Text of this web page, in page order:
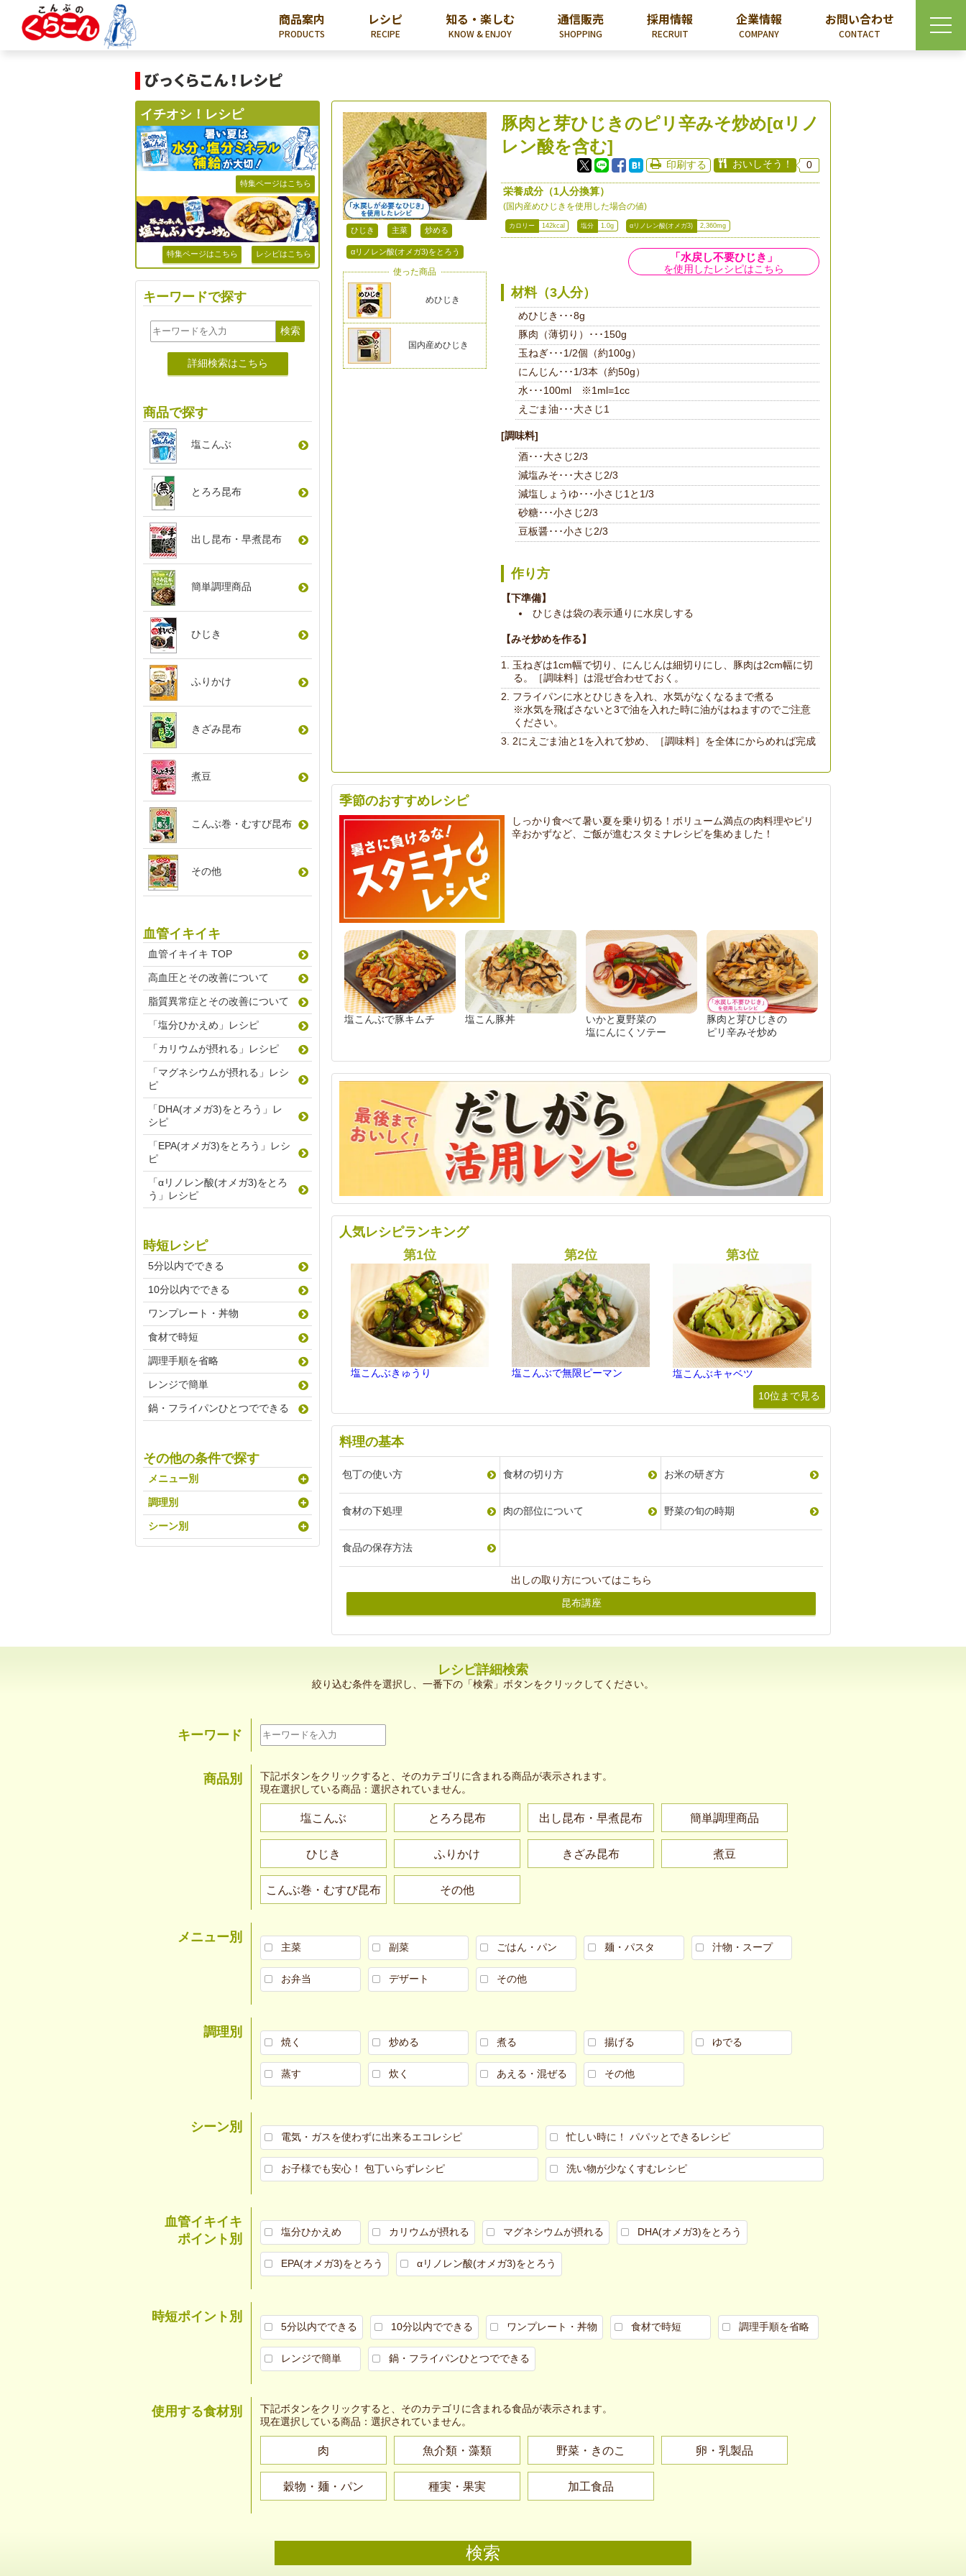
商品案内
PRODUCTS
レシピ
RECIPE
知る・楽しむ
KNOW & ENJOY
通信販売
SHOPPING
採用情報
RECRUIT
企業情報
COMPANY
お問い合わせ
CONTACT
ひじき 主菜 炒める
αリノレン酸(オメガ3)をとろう
使った商品
めひじき
国内産めひじき
豚肉と芽ひじきのピリ辛みそ炒め[αリノ
レン酸を含む]
印刷する おいしそう！ 0
栄養成分（1人分換算）
(国内産めひじきを使用した場合の値)
カロリー 142kcal 塩分 1.0g αリノレン酸(オメガ3) 2,360mg
「水戻し不要ひじき」
を使用したレシピはこちら
材料（3人分）
めひじき･･･8g
豚肉（薄切り）･･･150g
玉ねぎ･･･1/2個（約100g）
にんじん･･･1/3本（約50g）
水･･･100ml ※1ml=1cc
えごま油･･･大さじ1
[調味料]
酒･･･大さじ2/3
減塩みそ･･･大さじ2/3
減塩しょうゆ･･･小さじ1と1/3
砂糖･･･小さじ2/3
豆板醤･･･小さじ2/3
作り方
【下準備】
ひじきは袋の表示通りに水戻しする
【みそ炒めを作る】
玉ねぎは1cm幅で切り、にんじんは細切りにし、豚肉は2cm幅に切
る。［調味料］は混ぜ合わせておく。
フライパンに水とひじきを入れ、水気がなくなるまで煮る
※水気を飛ばさないと3で油を入れた時に油がはねますのでご注意
ください。
2にえごま油と1を入れて炒め、［調味料］を全体にからめれば完成
季節のおすすめレシピ
しっかり食べて暑い夏を乗り切る！ボリューム満点の肉料理やピリ
辛おかずなど、ご飯が進むスタミナレシピを集めました！
塩こんぶで豚キムチ 塩こん豚丼
いかと夏野菜の
塩にんにくソテー
豚肉と芽ひじきの
ピリ辛みそ炒め
人気レシピランキング
塩こんぶきゅうり 塩こんぶで無限ピーマン
塩こんぶキャベツ
10位まで見る
料理の基本
包丁の使い方 食材の切り方 お米の研ぎ方
食材の下処理 肉の部位について 野菜の旬の時期
食品の保存方法
出しの取り方についてはこちら
昆布講座
イチオシ！レシピ
特集ページはこちら
特集ページはこちら レシピはこちら
キーワードで探す
詳細検索はこちら
商品で探す
塩こんぶ
とろろ昆布
出し昆布 ・ 早煮昆布
簡単調理商品
ひじき
ふりかけ
きざみ昆布
煮豆
こんぶ巻 ・ むすび昆布
その他
血管イキイキ
血管イキイキ TOP
高血圧とその改善について
脂質異常症とその改善について
「塩分ひかえめ」レシピ
「カリウムが摂れる」レシピ
「マグネシウムが摂れる」レシ
ピ
「DHA(オメガ3)をとろう」レ
シピ
「EPA(オメガ3)をとろう」レシ
ピ
「αリノレン酸(オメガ3)をとろ
う」レシピ
時短レシピ
5分以内でできる
10分以内でできる
ワンプレート・丼物
食材で時短
調理手順を省略
レンジで簡単
鍋・フライパンひとつでできる
その他の条件で探す
メニュー別
調理別
シーン別
レシピ詳細検索
絞り込む条件を選択し、一番下の「検索」ボタンをクリックしてください。
キーワード
商品別
下記ボタンをクリックすると、そのカテゴリに含まれる商品が表示されます。
現在選択している商品： 選択されていません。
塩こんぶ とろろ昆布 出し昆布・早煮昆布 簡単調理商品
ひじき ふりかけ きざみ昆布 煮豆
こんぶ巻・むすび昆布 その他
メニュー別
主菜 副菜 ごはん・パン 麺・パスタ 汁物・スープ
お弁当 デザート その他
調理別
焼く 炒める 煮る 揚げる ゆでる
蒸す 炊く あえる・混ぜる その他
シーン別
電気・ガスを使わずに出来るエコレシピ 忙しい時に！ パパッとできるレシピ
お子様でも安心！ 包丁いらずレシピ 洗い物が少なくすむレシピ
血管イキイキ
ポイント別
塩分ひかえめ カリウムが摂れる マグネシウムが摂れる DHA(オメガ3)をとろう
EPA(オメガ3)をとろう αリノレン酸(オメガ3)をとろう
時短ポイント別
5分以内でできる 10分以内でできる ワンプレート・丼物 食材で時短 調理手順を省略
レンジで簡単 鍋・フライパンひとつでできる
使用する食材別
下記ボタンをクリックすると、そのカテゴリに含まれる食品が表示されます。
現在選択している商品： 選択されていません。
肉 魚介類・藻類 野菜・きのこ 卵・乳製品
穀物・麺・パン 種実・果実 加工食品